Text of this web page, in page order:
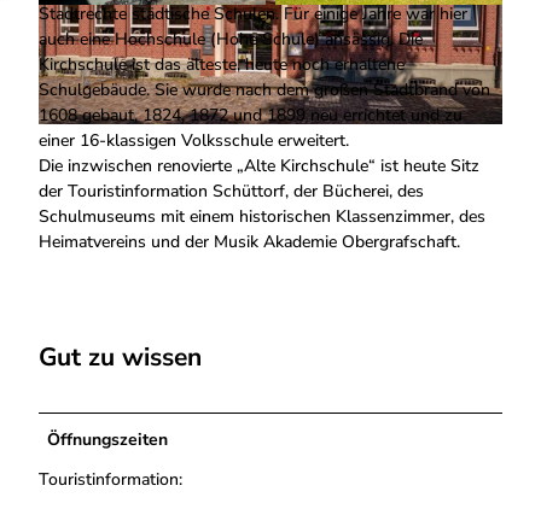
© Norbert Gaßner, Norbert Gaßner www.fotos-byopi. | CC-BY-SA
© Stadt Schüttorf |CC-BY-SA
© Norbert Gaßner, Norbert Gaßner www.fotos-
byopi. |
CC-BY-SA
Stadtrechte städtische Schulen. Für einige Jahre war hier
auch eine Hochschule (Hohe Schule) ansässig. Die
Kirchschule ist das älteste, heute noch erhaltene
Schulgebäude. Sie wurde nach dem großen Stadtbrand von
1608 gebaut, 1824, 1872 und 1899 neu errichtet und zu
einer 16-klassigen Volksschule erweitert.
Die inzwischen renovierte „Alte Kirchschule“ ist heute Sitz
der Touristinformation Schüttorf, der Bücherei, des
Schulmuseums mit einem historischen Klassenzimmer, des
Heimatvereins und der Musik Akademie Obergrafschaft.
Gut zu wissen
Öffnungszeiten
Touristinformation: